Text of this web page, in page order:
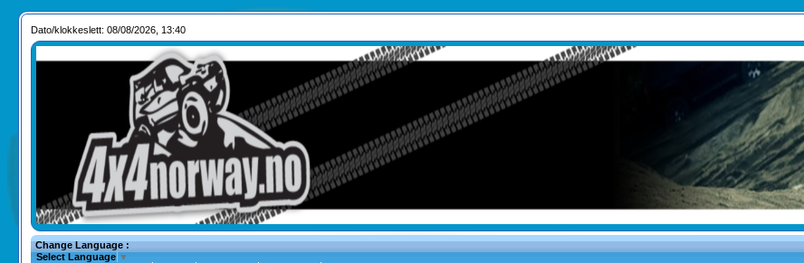
Dato/klokkeslett: 08/08/2026, 13:40
Change Language :
Select Language ▼